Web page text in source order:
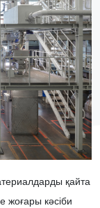
қайта
жоғары кәсіби